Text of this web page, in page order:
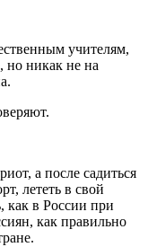
учителям,
но никак не на
а после садиться
лететь в свой
как в России при
как правильно